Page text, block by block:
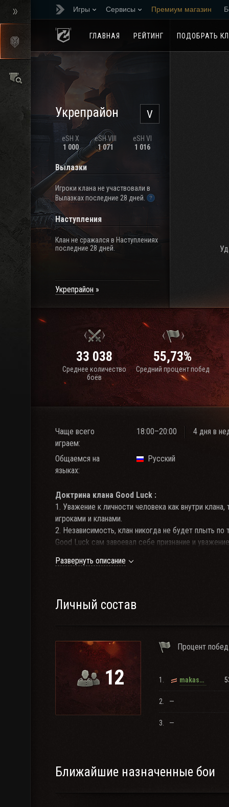
Игры Сервисы Премиум магазин
ГЛАВНАЯ
РЕЙТИНГ ПОДОБРАТЬ
V
Укрепрайон
eSH X
1 000
eSH VIII
1 071
eSH VI
1 016
Вылазки
Игроки клана не участвовали в
Вылазках последние 28 дней.
Наступления
Клан не сражался в Наступлениях
последние 28 дней.
Укрепрайон
33 038
Среднее количество
боёв
55,73%
Средний процент побед
Чаще всего
играем:
18:00–20:00 4 дня в
Общаемся на
языках:
Русский
Доктрина клана Good Luck :
1. Уважение к личности человека как внутри
игроками и кланами.
2. Независимость, клан никогда не будет плыть
Good Luck сам завоевал себе признание и
победу.
Минимум 5 топов востребованных на ГК
Рейтинг эффективности 1400+
Cвязь осуществляется через TeamSpeak 3
К прочим кланам с тегом [GL] и названием [Good
Развернуть описание
Личный состав
12
Процент побед
1. makas3d
2. —
3. —
Ближайшие назначенные бои